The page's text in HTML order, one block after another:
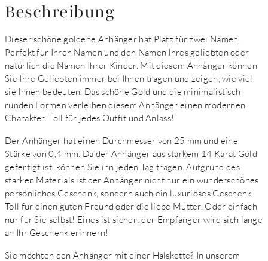
Beschreibung
Dieser schöne goldene Anhänger hat Platz für zwei Namen.
Perfekt für Ihren Namen und den Namen Ihres geliebten oder
natürlich die Namen Ihrer Kinder. Mit diesem Anhänger können
Sie Ihre Geliebten immer bei Ihnen tragen und zeigen, wie viel
sie Ihnen bedeuten. Das schöne Gold und die minimalistisch
runden Formen verleihen diesem Anhänger einen modernen
Charakter. Toll für jedes Outfit und Anlass!
Der Anhänger hat einen Durchmesser von 25 mm und eine
Stärke von 0,4 mm. Da der Anhänger aus starkem 14 Karat Gold
gefertigt ist, können Sie ihn jeden Tag tragen. Aufgrund des
starken Materials ist der Anhänger nicht nur ein wunderschönes
persönliches Geschenk, sondern auch ein luxuriöses Geschenk.
Toll für einen guten Freund oder die liebe Mutter. Oder einfach
nur für Sie selbst! Eines ist sicher: der Empfänger wird sich lange
an Ihr Geschenk erinnern!
Sie möchten den Anhänger mit einer Halskette? In unserem